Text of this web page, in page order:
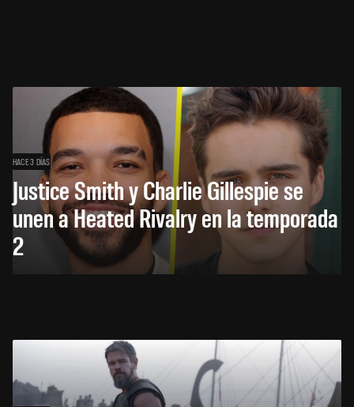
HACE 3 DÍAS
Justice Smith y Charlie Gillespie se
unen a Heated Rivalry en la temporada
2